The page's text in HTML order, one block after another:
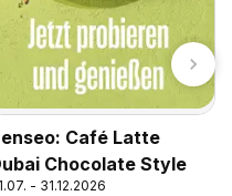
Café Latte
Chocolate Style
- 31.12.2026